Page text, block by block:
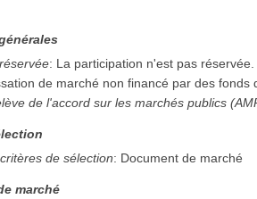
: La participation n'est pas réservée.
de marché non financé par des fonds
de l'accord sur les marchés publics
de sélection: Document de marché
marché